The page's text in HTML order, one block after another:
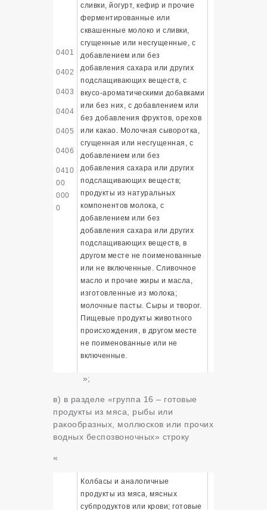
0401
0402
0403
0404
0405
0406
0410
00
000
0
сливки, йогурт, кефир и прочие
ферментированные или
сквашенные молоко и сливки,
сгущенные или несгущенные, с
добавлением или без
добавления сахара или других
подслащивающих веществ, с
вкусо-ароматическими добавками
или без них, с добавлением или
без добавления фруктов, орехов
или какао. Молочная сыворотка,
сгущенная или несгущенная, с
добавлением или без
добавления сахара или других
подслащивающих веществ;
продукты из натуральных
компонентов молока, с
добавлением или без
добавления сахара или других
подслащивающих веществ, в
другом месте не поименованные
или не включенные. Сливочное
масло и прочие жиры и масла,
изготовленные из молока;
молочные пасты. Сыры и творог.
Пищевые продукты животного
происхождения, в другом месте
не поименованные или не
включенные.
»;
в) в разделе «группа 16 – готовые
продукты из мяса, рыбы или
ракообразных, моллюсков или прочих
водных беспозвоночных» строку
«
Колбасы и аналогичные
продукты из мяса, мясных
субпродуктов или крови; готовые